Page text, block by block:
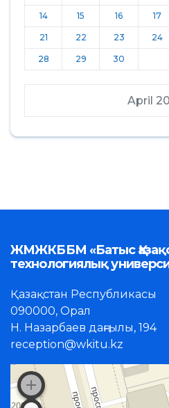
April
14 15 16 17
21 22 23 24
28 29 30
ЖМЖКББМ «Батыс
технологиялық
Қазақстан Республикасы
090000, Орал
Н. Назарбаев даңғылы, 194
reception@wkitu.kz